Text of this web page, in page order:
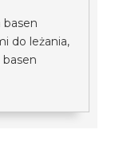
do leżania,